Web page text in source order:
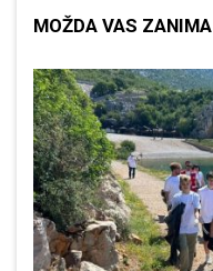
MOŽDA VAS ZANIMA